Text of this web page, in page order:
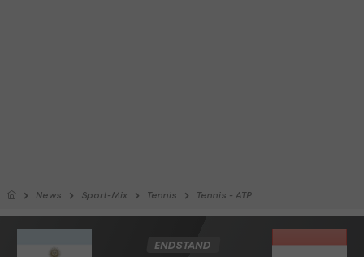
News Sport-Mix Tennis Tennis - ATP
ENDSTAND